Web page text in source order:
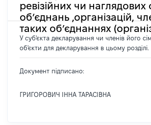
ревізійних чи наглядових
об’єднань ,організацій,
таких об’єднаннях
У суб'єкта декларування чи членів його
об'єкти для декларування в цьому розділі.
Документ підписано:
ГРИГОРОВИЧ ІННА ТАРАСІВНА